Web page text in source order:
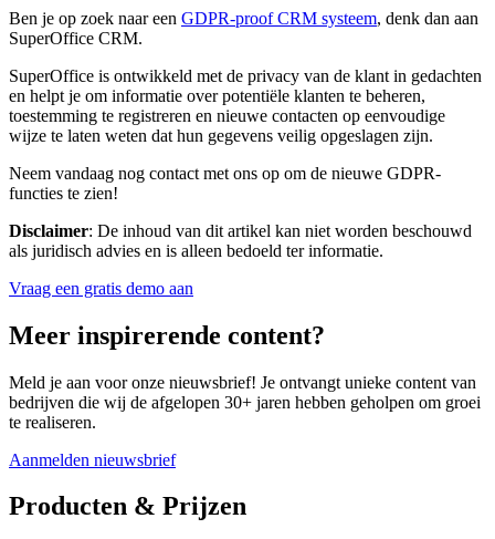
Ben je op zoek naar een GDPR-proof CRM systeem, denk dan aan
SuperOffice CRM.
SuperOffice is ontwikkeld met de privacy van de klant in gedachten
en helpt je om informatie over potentiële klanten te beheren,
toestemming te registreren en nieuwe contacten op eenvoudige
wijze te laten weten dat hun gegevens veilig opgeslagen zijn.
Neem vandaag nog contact met ons op om de nieuwe GDPR-
functies te zien!
Disclaimer: De inhoud van dit artikel kan niet worden beschouwd
als juridisch advies en is alleen bedoeld ter informatie.
Vraag een gratis demo aan
Meer inspirerende content?
Meld je aan voor onze nieuwsbrief! Je ontvangt unieke content van
bedrijven die wij de afgelopen 30+ jaren hebben geholpen om groei
te realiseren.
Aanmelden nieuwsbrief
Producten & Prijzen